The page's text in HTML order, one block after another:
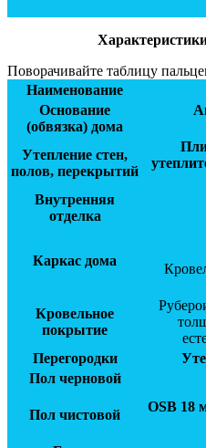
Поворачивайте таблицу
Наименование
Основание
(обвязка) дома
Утепление стен,
полов, перекрытий
Внутренняя
отделка
Каркас дома
Кровельное
покрытие
Перегородки
Пол черновой
Пол чистовой
OSB 18